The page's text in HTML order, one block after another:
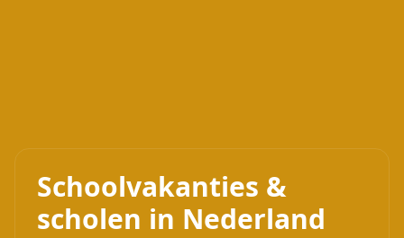
Schoolvakanties &
scholen in Nederland